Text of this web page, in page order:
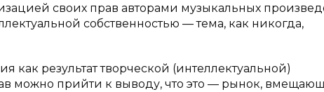
своих прав авторами музыкальных
собственностью — тема, как никогда,
результат творческой (интеллектуальной)
можно прийти к выводу, что это — рынок,